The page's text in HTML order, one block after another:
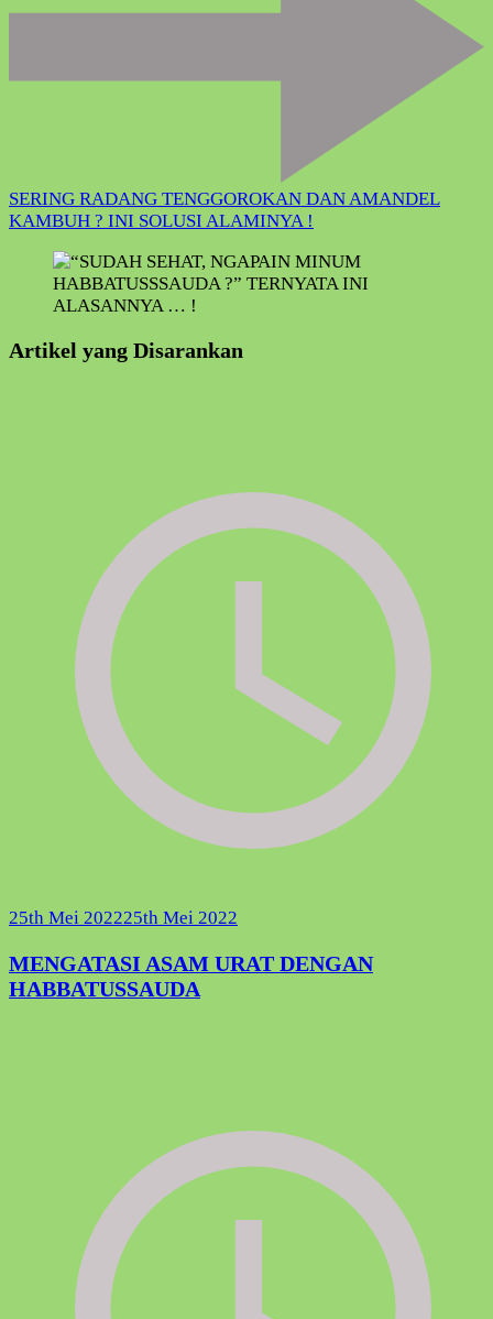
SERING RADANG TENGGOROKAN DAN AMANDEL
KAMBUH ? INI SOLUSI ALAMINYA !
Artikel yang Disarankan
25th Mei 202225th Mei 2022
MENGATASI ASAM URAT DENGAN
HABBATUSSAUDA